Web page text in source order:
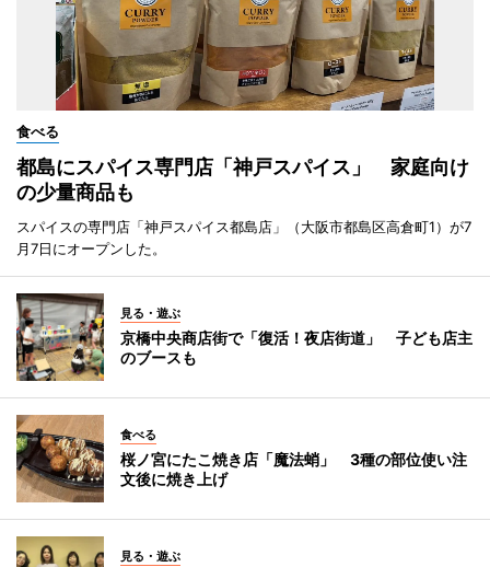
食べる
都島にスパイス専門店「神戸スパイス」 家庭向け
の少量商品も
スパイスの専門店「神戸スパイス都島店」（大阪市都島区高倉町1）が7
月7日にオープンした。
見る・遊ぶ
京橋中央商店街で「復活！夜店街道」 子ども店主
のブースも
食べる
桜ノ宮にたこ焼き店「魔法蛸」 3種の部位使い注
文後に焼き上げ
見る・遊ぶ